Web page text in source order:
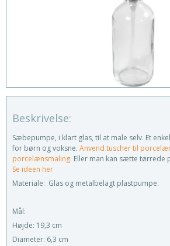
Beskrivelse:
Sæbepumpe, i klart glas, til at male selv. Et
for børn og voksne. Anvend tuscher til
porcelænsmaling. Eller man kan sætte tørrede
Se ideen her
Materiale: Glas og metalbelagt plastpumpe.
Mål:
Højde: 19,3 cm
Diameter: 6,3 cm